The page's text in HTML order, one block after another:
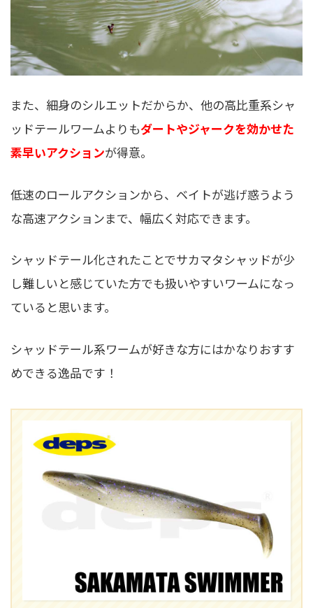
また、細身のシルエットだからか、他の高比重系シャ
ッドテールワームよりもダートやジャークを効かせた
素早いアクションが得意。
低速のロールアクションから、ベイトが逃げ惑うよう
な高速アクションまで、幅広く対応できます。
シャッドテール化されたことでサカマタシャッドが少
し難しいと感じていた方でも扱いやすいワームになっ
ていると思います。
シャッドテール系ワームが好きな方にはかなりおすす
めできる逸品です！